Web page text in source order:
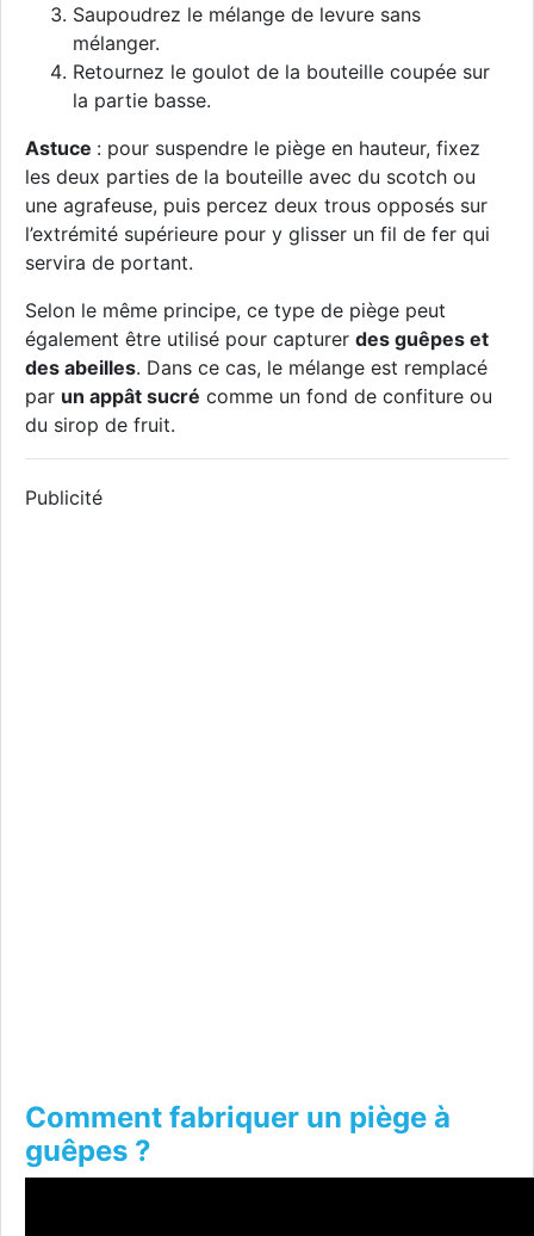
Saupoudrez le mélange de levure sans
mélanger.
Retournez le goulot de la bouteille coupée sur
la partie basse.
Astuce : pour suspendre le piège en hauteur, fixez
les deux parties de la bouteille avec du scotch ou
une agrafeuse, puis percez deux trous opposés sur
l’extrémité supérieure pour y glisser un fil de fer qui
servira de portant.
Selon le même principe, ce type de piège peut
également être utilisé pour capturer des guêpes et
des abeilles. Dans ce cas, le mélange est remplacé
par un appât sucré comme un fond de confiture ou
du sirop de fruit.
Publicité
Comment fabriquer un piège à
guêpes ?